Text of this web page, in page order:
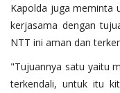
Kapolda juga meminta
kerjasama dengan
NTT ini aman dan
"Tujuannya satu yaitu
terkendali, untuk itu